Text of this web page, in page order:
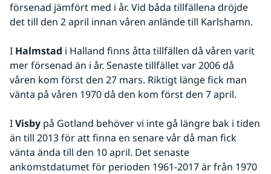
försenad jämfört med i år. Vid båda tillfällena dröjde
det till den 2 april innan våren anlände till Karlshamn.
I Halmstad i Halland finns åtta tillfällen då våren varit
mer försenad än i år. Senaste tillfället var 2006 då
våren kom först den 27 mars. Riktigt länge fick man
vänta på våren 1970 då den kom först den 7 april.
I Visby på Gotland behöver vi inte gå längre bak i tiden
än till 2013 för att finna en senare vår då man fick
vänta ända till den 10 april. Det senaste
ankomstdatumet för perioden 1961-2017 är från 1970